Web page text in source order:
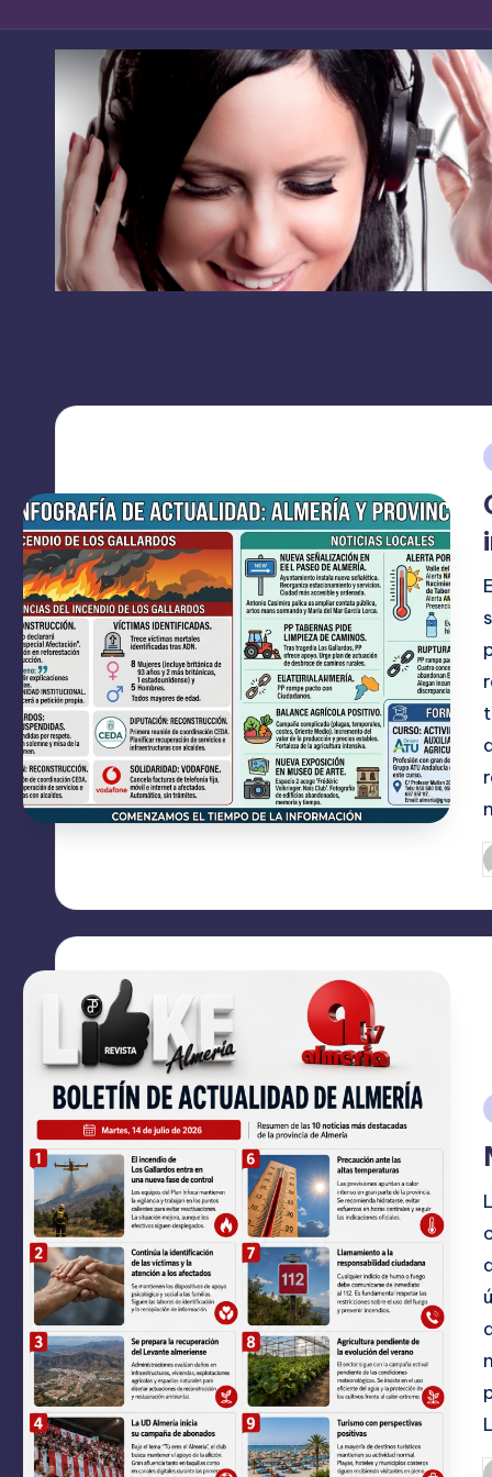
L
I
K
E
C
O
M
C
A
C
I
O
N
E
S
contacto:
grupolikecomunicaciones@gmail.com